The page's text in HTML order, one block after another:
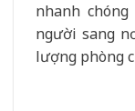
nhanh
người sang
lượng phòng